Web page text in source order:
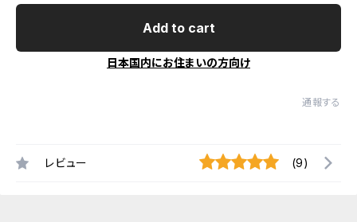
Add to cart
日本国内にお住まいの方向け
通報する
レビュー (9)